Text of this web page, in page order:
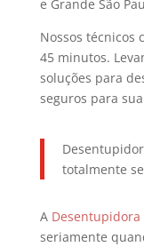
e Grande São
Nossos técnicos
45 minutos.
soluções para
seguros para
totalmente
A Desentupidora
seriamente